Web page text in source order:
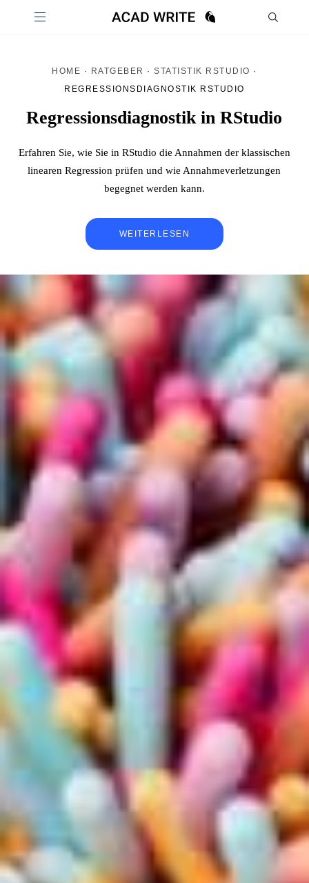
HOME · RATGEBER ·STATISTIK RSTUDIO ·
REGRESSIONSDIAGNOSTIK RSTUDIO
Regressionsdiagnostik in RStudio
Erfahren Sie, wie Sie in RStudio die Annahmen der klassischen
linearen Regression prüfen und wie Annahmeverletzungen
begegnet werden kann.
WEITERLESEN